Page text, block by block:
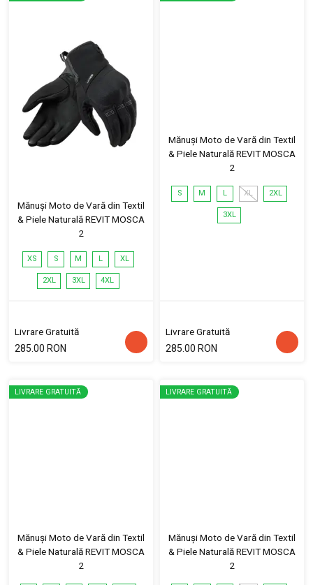
Mănuși Moto de Vară din Textil
& Piele Naturală REVIT MOSCA
2
XS S M L XL
2XL 3XL 4XL
Livrare Gratuită
285.00 RON
Mănuși Moto de Vară din Textil
& Piele Naturală REVIT MOSCA
2
S M L XL 2XL
3XL
Livrare Gratuită
285.00 RON
LIVRARE GRATUITĂ
Mănuși Moto de Vară din Textil
& Piele Naturală REVIT MOSCA
2
LIVRARE GRATUITĂ
Mănuși Moto de Vară din Textil
& Piele Naturală REVIT MOSCA
2